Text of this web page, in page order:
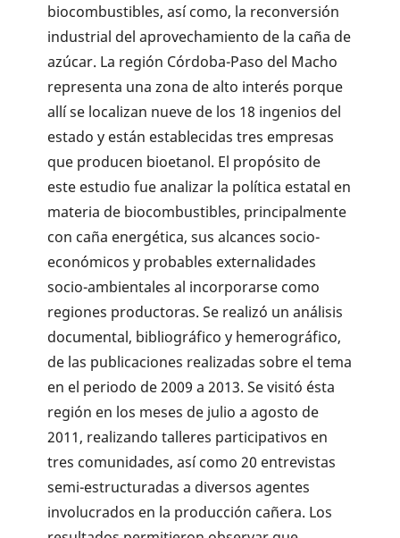
biocombustibles, así como, la reconversión
industrial del aprovechamiento de la caña de
azúcar. La región Córdoba-Paso del Macho
representa una zona de alto interés porque
allí se locali­zan nueve de los 18 ingenios del
estado y están establecidas tres empresas
que producen bioeta­nol. El propósito de
este estudio fue analizar la política estatal en
materia de biocombustibles, prin­cipalmente
con caña energética, sus alcances socio-
económicos y probables externalidades
socio-ambientales al incorporarse como
regiones productoras. Se realizó un análisis
documental, bibliográfico y hemerográfico,
de las publicacio­nes realizadas sobre el tema
en el periodo de 2009 a 2013. Se visitó ésta
región en los meses de julio a agosto de
2011, realizando talleres participativos en
tres comunidades, así como 20 entrevistas
semi-estructuradas a diversos agentes
involucrados en la producción cañera. Los